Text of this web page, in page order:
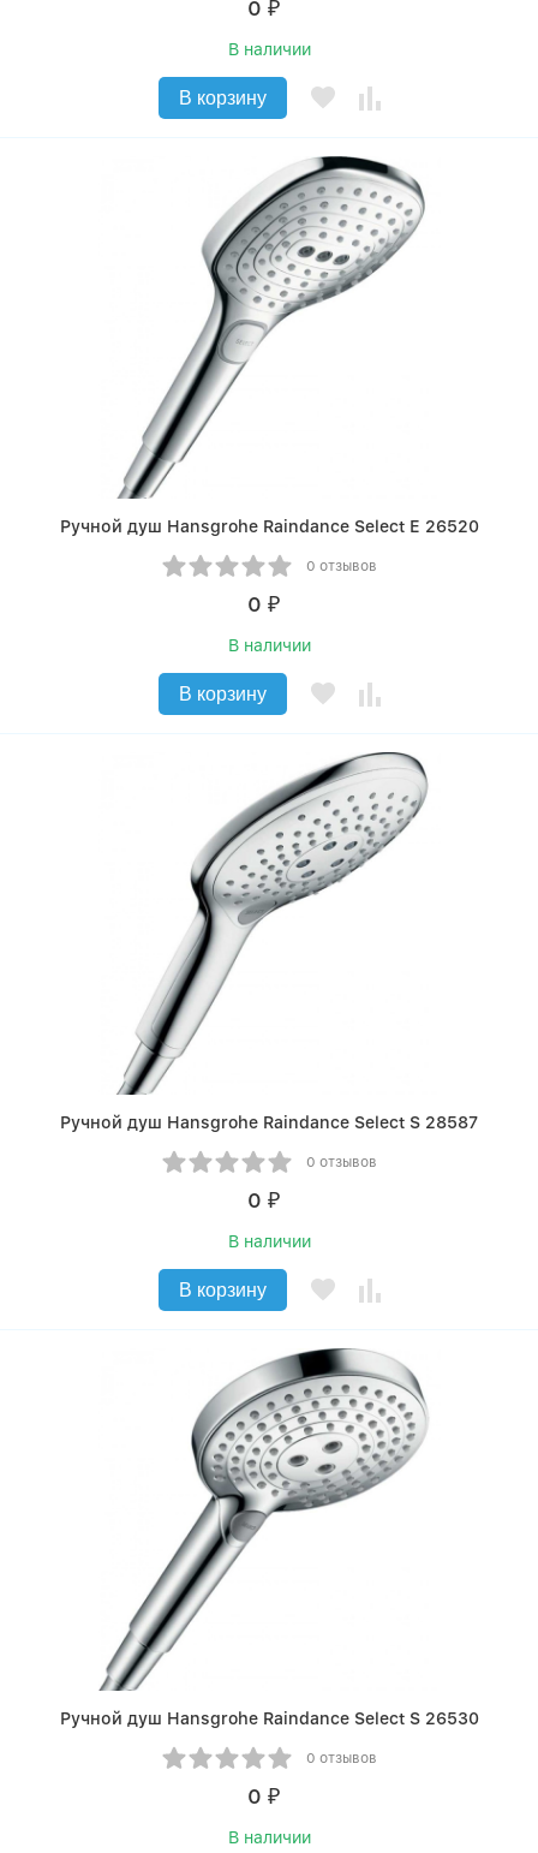
0 ₽
В наличии
В корзину
Ручной душ Hansgrohe Raindance Select Е 26520
0 отзывов
0 ₽
В наличии
В корзину
Ручной душ Hansgrohe Raindance Select S 28587
0 отзывов
0 ₽
В наличии
В корзину
Ручной душ Hansgrohe Raindance Select S 26530
0 отзывов
0 ₽
В наличии